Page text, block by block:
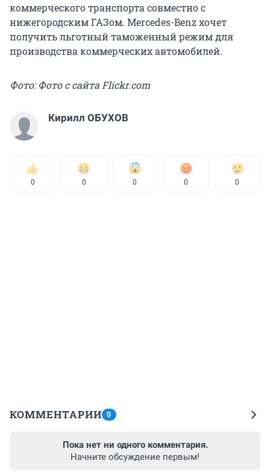
коммерческого транспорта совместно с
нижегородским ГАЗом. Mercedes-Benz хочет
получить льготный таможенный режим для
производства коммерческих автомобилей.
Фото: Фото с сайта Flickr.com
Кирилл ОБУХОВ
0 0 0 0 0
КОММЕНТАРИИ 0
Пока нет ни одного комментария.
Начните обсуждение первым!